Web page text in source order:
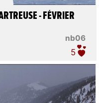
nb06
- FÉVRIER
5